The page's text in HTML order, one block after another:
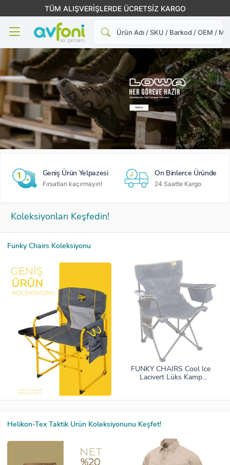
TÜM ALIŞVERİŞLERDE ÜCRETSİZ KARGO
Ara
Geniş Ürün Yelpazesi
Fırsatları kaçırmayın!
On Binlerce Üründe
24 Saatte Kargo
Koleksiyonları Keşfedin!
Funky Chairs Koleksiyonu
FUNKY CHAIRS Cool Ice
Lacivert Lüks Kamp
Helikon-Tex Taktik Ürün Koleksiyonunu Keşfet!